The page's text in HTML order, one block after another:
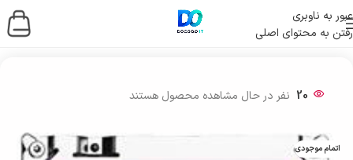
عبور به ناوبری
رفتن به محتوای اصلی
خانه/ ذخیره ساز اطلاعات
20 نفر در حال مشاهده محصول هستند
اتمام موجودی